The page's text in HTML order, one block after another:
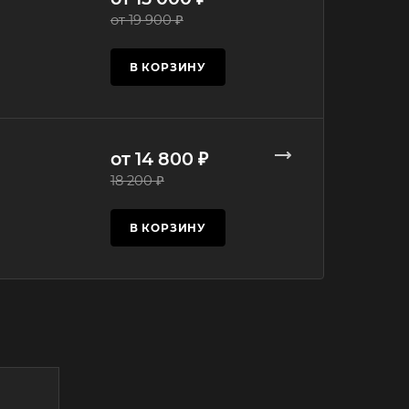
от 19 900 ₽
В КОРЗИНУ
от 14 800 ₽
18 200 ₽
В КОРЗИНУ